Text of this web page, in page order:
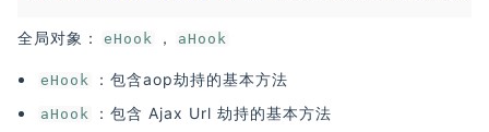
全局对象： eHook ， aHook
eHook ：包含aop劫持的基本方法
aHook ：包含 Ajax Url 劫持的基本方法